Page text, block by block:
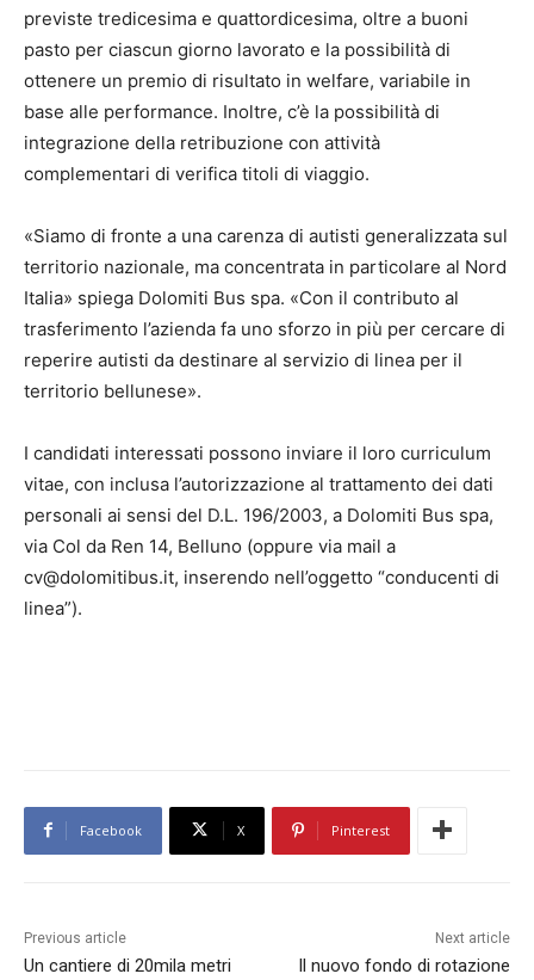
previste tredicesima e quattordicesima, oltre a buoni
pasto per ciascun giorno lavorato e la possibilità di
ottenere un premio di risultato in welfare, variabile in
base alle performance. Inoltre, c’è la possibilità di
integrazione della retribuzione con attività
complementari di verifica titoli di viaggio.
«Siamo di fronte a una carenza di autisti generalizzata sul
territorio nazionale, ma concentrata in particolare al Nord
Italia» spiega Dolomiti Bus spa. «Con il contributo al
trasferimento l’azienda fa uno sforzo in più per cercare di
reperire autisti da destinare al servizio di linea per il
territorio bellunese».
I candidati interessati possono inviare il loro curriculum
vitae, con inclusa l’autorizzazione al trattamento dei dati
personali ai sensi del D.L. 196/2003, a Dolomiti Bus spa,
via Col da Ren 14, Belluno (oppure via mail a
cv@dolomitibus.it, inserendo nell’oggetto “conducenti di
linea”).
Facebook X Pinterest
Previous article
Un cantiere di 20mila metri
Next article
Il nuovo fondo di rotazione